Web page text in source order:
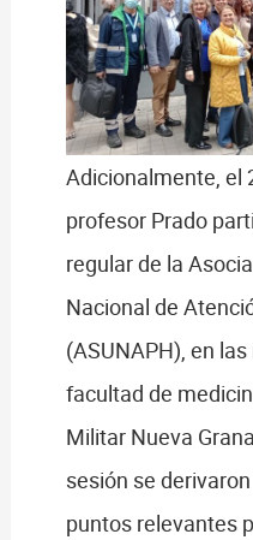
Adicionalmente, el
profesor Prado
regular de la
Nacional de
(ASUNAPH), en
facultad de
Militar Nueva
sesión se
puntos relevantes